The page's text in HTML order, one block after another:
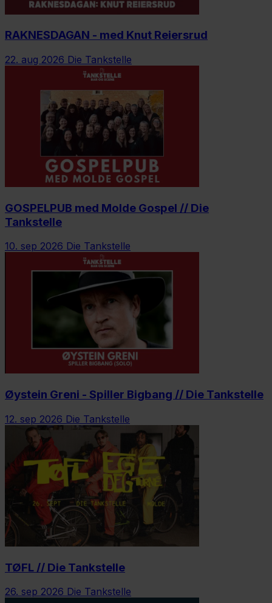
RAKNESDAGAN - med Knut Reiersrud
22. aug 2026 Die Tankstelle
GOSPELPUB med Molde Gospel // Die
Tankstelle
10. sep 2026 Die Tankstelle
Øystein Greni - Spiller Bigbang // Die Tankstelle
12. sep 2026 Die Tankstelle
TØFL // Die Tankstelle
26. sep 2026 Die Tankstelle